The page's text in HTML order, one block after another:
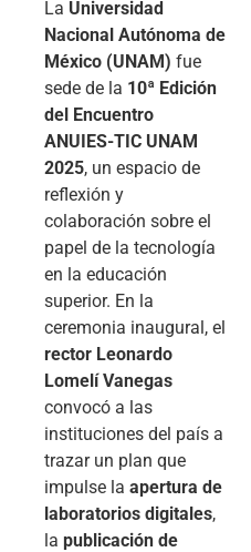
La Universidad
Nacional Autónoma de
México (UNAM) fue
sede de la 10ª Edición
del Encuentro
ANUIES-TIC UNAM
2025, un espacio de
reflexión y
colaboración sobre el
papel de la tecnología
en la educación
superior. En la
ceremonia inaugural, el
rector Leonardo
Lomelí Vanegas
convocó a las
instituciones del país a
trazar un plan que
impulse la apertura de
laboratorios digitales,
la publicación de